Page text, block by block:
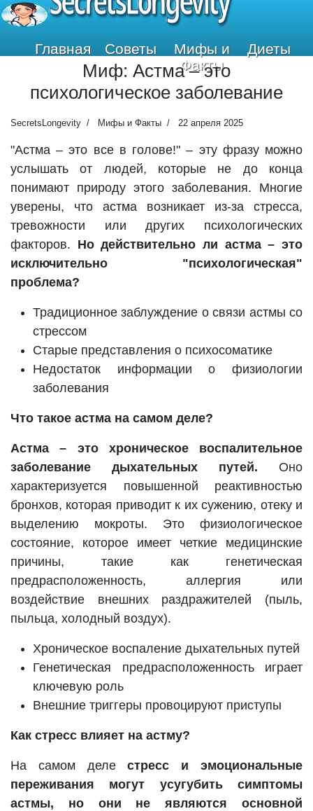
Главная Советы
Мифы и
Факты
Диеты
Миф: Астма – это
психологическое заболевание
SecretsLongevity Мифы и Факты 22 апреля 2025
"Астма – это все в голове!" – эту фразу можно
услышать от людей, которые не до конца
понимают природу этого заболевания. Многие
уверены, что астма возникает из-за стресса,
тревожности или других психологических
факторов. Но действительно ли астма – это
исключительно "психологическая"
проблема?
Традиционное заблуждение о связи астмы со
стрессом
Старые представления о психосоматике
Недостаток информации о физиологии
заболевания
Что такое астма на самом деле?
Астма – это хроническое воспалительное
заболевание дыхательных путей. Оно
характеризуется повышенной реактивностью
бронхов, которая приводит к их сужению, отеку и
выделению мокроты. Это физиологическое
состояние, которое имеет четкие медицинские
причины, такие как генетическая
предрасположенность, аллергия или
воздействие внешних раздражителей (пыль,
пыльца, холодный воздух).
Хроническое воспаление дыхательных путей
Генетическая предрасположенность играет
ключевую роль
Внешние триггеры провоцируют приступы
Как стресс влияет на астму?
На самом делестресс и эмоциональные
переживания могут усугубить симптомы
астмы, но они не являются основной